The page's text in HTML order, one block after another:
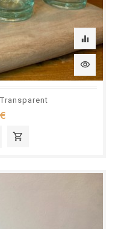
equalizer
visibility
shopping_cart